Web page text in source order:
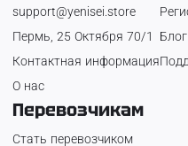
support@yenisei.store
Пермь, 25 Октября 70/1
Контактная информация
О нас
Блог
Перевозчикам
Стать перевозчиком